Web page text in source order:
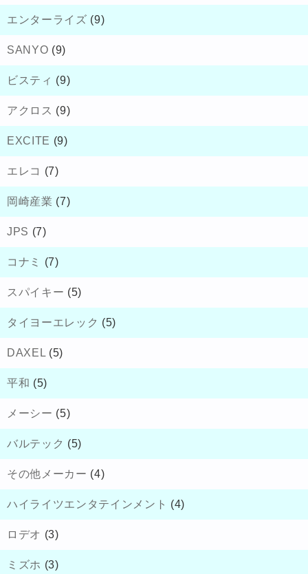
エンターライズ (9)
SANYO (9)
ビスティ (9)
アクロス (9)
EXCITE (9)
エレコ (7)
岡崎産業 (7)
JPS (7)
コナミ (7)
スパイキー (5)
タイヨーエレック (5)
DAXEL (5)
平和 (5)
メーシー (5)
バルテック (5)
その他メーカー (4)
ハイライツエンタテインメント (4)
ロデオ (3)
ミズホ (3)